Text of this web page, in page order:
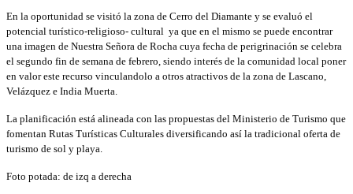
En la oportunidad se visitó la zona de Cerro del Diamante y se evaluó el
potencial turístico-religioso- cultural ya que en el mismo se puede encontrar
una imagen de Nuestra Señora de Rocha cuya fecha de perigrinación se celebra
el segundo fin de semana de febrero, siendo interés de la comunidad local poner
en valor este recurso vinculandolo a otros atractivos de la zona de Lascano,
Velázquez e India Muerta.
La planificación está alineada con las propuestas del Ministerio de Turismo que
fomentan Rutas Turísticas Culturales diversificando así la tradicional oferta de
turismo de sol y playa.
Foto potada: de izq a derecha